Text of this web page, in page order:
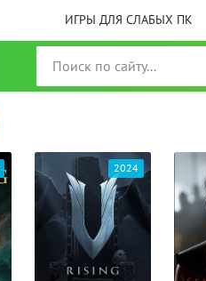
ИГРЫ ДЛЯ СЛАБЫХ ПК
2024